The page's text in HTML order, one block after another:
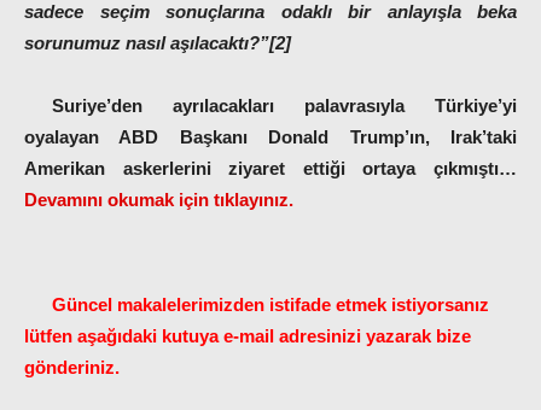
sadece seçim sonuçlarına odaklı bir anlayışla beka
sorunumuz nasıl aşılacaktı?”[2]
Suriye’den ayrılacakları palavrasıyla Türkiye’yi
oyalayan ABD Başkanı Donald Trump’ın, Irak’taki
Amerikan askerlerini ziyaret ettiği ortaya çıkmıştı…
Devamını okumak için tıklayınız.
Güncel makalelerimizden istifade etmek istiyorsanız
lütfen aşağıdaki kutuya e-mail adresinizi yazarak bize
gönderiniz.